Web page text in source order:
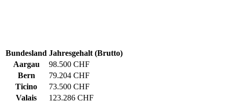
Bundesland Jahresgehalt (Brutto)
Aargau
98.500 CHF
Bern
79.204 CHF
Ticino
73.500 CHF
Valais
123.286 CHF